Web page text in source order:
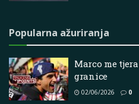
Popularna ažuriranja
Marco me
granice
02/06/2026 0